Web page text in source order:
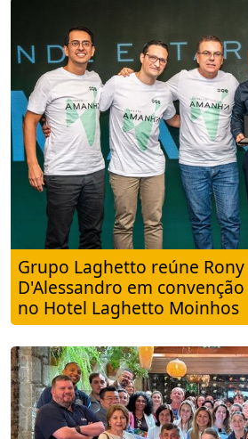
Grupo Laghetto reúne
D'Alessandro em
no Hotel Laghetto Moinhos